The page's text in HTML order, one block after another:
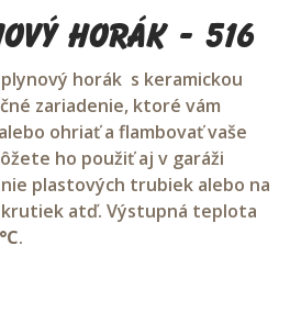
horák - 516
horák s keramickou
zariadenie, ktoré vám
ohriať a flambovať vaše
ho použiť aj v garáži
plastových trubiek alebo na
atď. Výstupná teplota
.